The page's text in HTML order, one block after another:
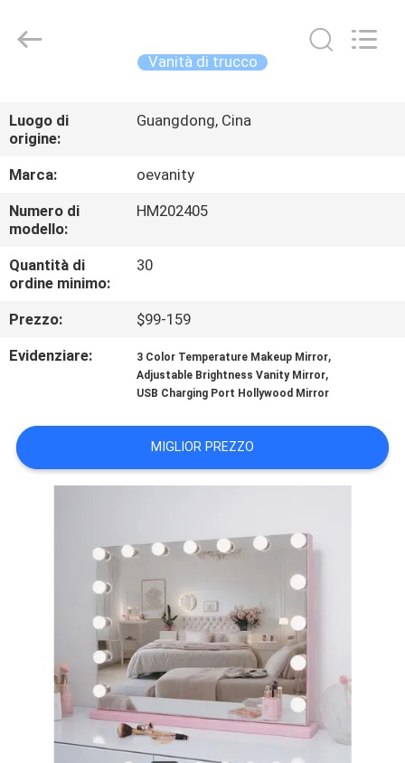
PRODOTTI
VIDEO
MOSTRA
CHI
FATORY
TOUR
CONTATTACI
NOTIZIE
CASI
Furniture
Vanità di trucco
Luogo di
origine:
Guangdong, Cina
Marca:
oevanity
Numero di
modello:
HM202405
Quantità di
ordine minimo:
30
Prezzo:
$99-159
Evidenziare:
3 Color Temperature Makeup Mirror,
Adjustable Brightness Vanity Mirror,
USB Charging Port Hollywood Mirror
MIGLIOR PREZZO